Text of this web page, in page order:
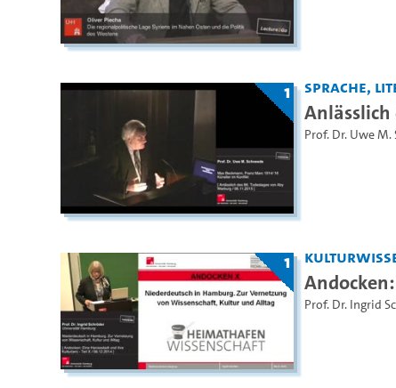
1 Sprache,
Anlässlich
Prof. Dr. Uwe M.
1
Prof. Dr. Ingrid